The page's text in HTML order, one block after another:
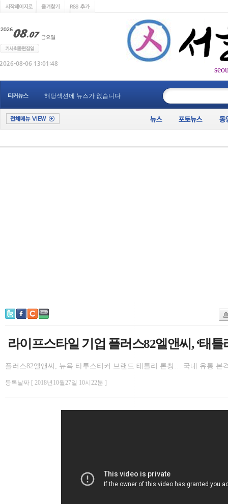
티커뉴스 해당섹션에 뉴스가 없습니다
라이프스타일 기업 플러스82엘앤씨, ‘태틀
플러스82엘앤씨, 뉴욕 타투스티커 브랜드 태틀리 론칭… 국내 유통 본
등록날짜 [ 2018년10월27일 10시22분 ]